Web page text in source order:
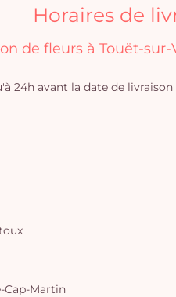
Horaires de
de fleurs à Touët-sur-
24h avant la date de livraison
Cap-Martin